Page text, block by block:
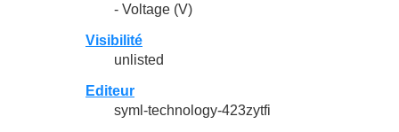
- Voltage (V)
Visibilité
unlisted
Editeur
syml-technology-423zytfi